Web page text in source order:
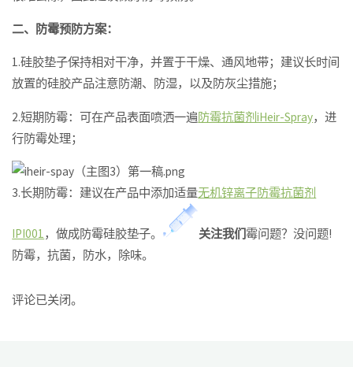
二、防霉预防方案：
1.硅胶垫子保持相对干净，并置于干燥、通风地带；建议长时间
放置的硅胶产品注意防潮、防湿，以及防灰尘措施；
2.短期防霉：可在产品表面喷洒一遍防霉抗菌剂iHeir-Spray，进
行防霉处理；
3.长期防霉：建议在产品中添加适量无机锌离子防霉抗菌剂
IPI001，做成防霉硅胶垫子。 关注我们霉问题？没问题!
防霉，抗菌，防水，除味。
评论已关闭。